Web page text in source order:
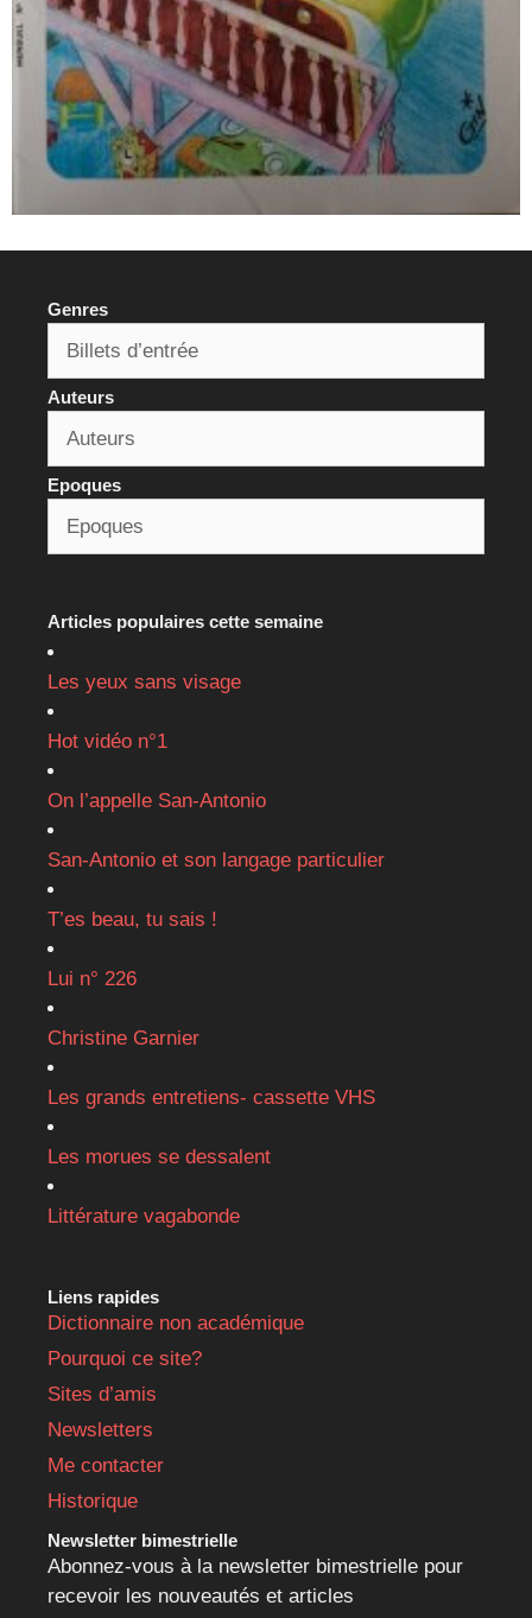
Genres
Auteurs
Epoques
Articles populaires cette semaine
Les yeux sans visage
Hot vidéo n°1
On l’appelle San-Antonio
San-Antonio et son langage particulier
T’es beau, tu sais !
Lui n° 226
Christine Garnier
Les grands entretiens- cassette VHS
Les morues se dessalent
Littérature vagabonde
Liens rapides
Dictionnaire non académique
Pourquoi ce site?
Sites d’amis
Newsletters
Me contacter
Historique
Newsletter bimestrielle
Abonnez-vous à la newsletter bimestrielle pour
recevoir les nouveautés et articles